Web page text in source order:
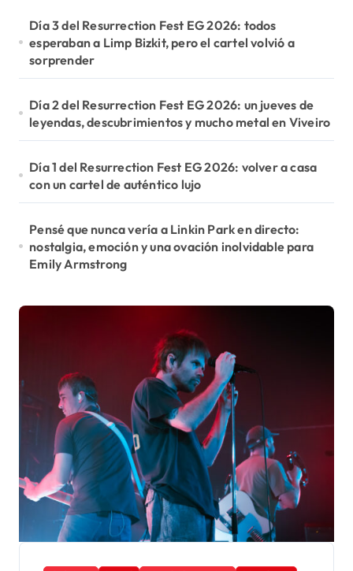
Día 3 del Resurrection Fest EG 2026: todos
esperaban a Limp Bizkit, pero el cartel volvió a
sorprender
Día 2 del Resurrection Fest EG 2026: un jueves de
leyendas, descubrimientos y mucho metal en Viveiro
Día 1 del Resurrection Fest EG 2026: volver a casa
con un cartel de auténtico lujo
Pensé que nunca vería a Linkin Park en directo:
nostalgia, emoción y una ovación inolvidable para
Emily Armstrong